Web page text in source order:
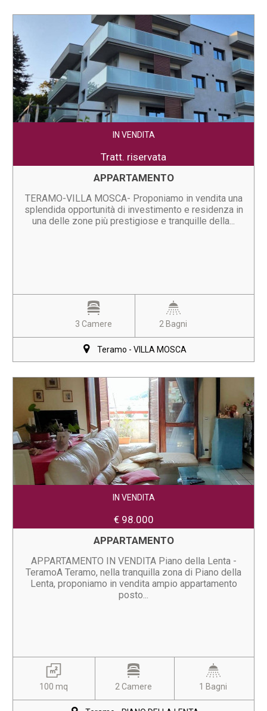
IN VENDITA
Tratt. riservata
APPARTAMENTO
TERAMO-VILLA MOSCA- Proponiamo in vendita una
splendida opportunità di investimento e residenza in
una delle zone più prestigiose e tranquille della...
3 Camere 2 Bagni
Teramo - VILLA MOSCA
IN VENDITA
€ 98.000
APPARTAMENTO
APPARTAMENTO IN VENDITA Piano della Lenta -
TeramoA Teramo, nella tranquilla zona di Piano della
Lenta, proponiamo in vendita ampio appartamento
posto...
100 mq 2 Camere 1 Bagni